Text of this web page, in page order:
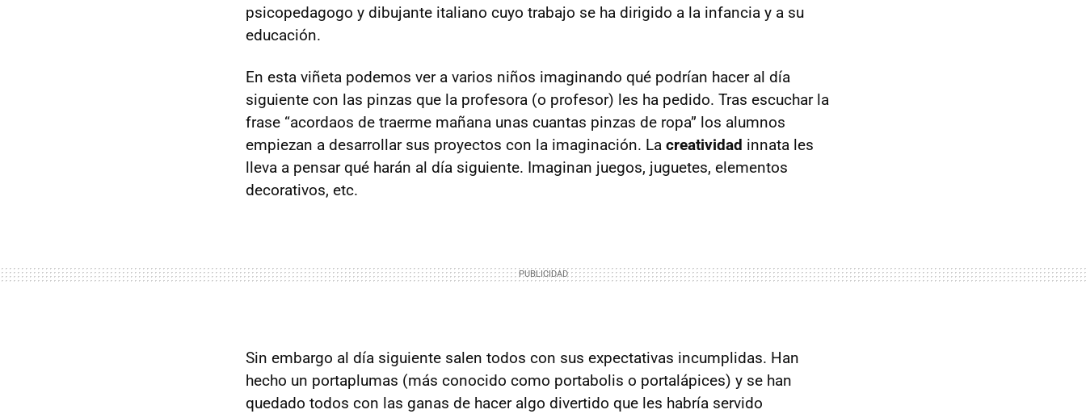
psicopedagogo y dibujante italiano cuyo trabajo se ha dirigido a la infancia y a su
educación.
En esta viñeta podemos ver a varios niños imaginando qué podrían hacer al día
siguiente con las pinzas que la profesora (o profesor) les ha pedido. Tras escuchar la
frase “acordaos de traerme mañana unas cuantas pinzas de ropa” los alumnos
empiezan a desarrollar sus proyectos con la imaginación. La creatividad innata les
lleva a pensar qué harán al día siguiente. Imaginan juegos, juguetes, elementos
decorativos, etc.
Sin embargo al día siguiente salen todos con sus expectativas incumplidas. Han
hecho un portaplumas (más conocido como portabolis o portalápices) y se han
quedado todos con las ganas de hacer algo divertido que les habría servido